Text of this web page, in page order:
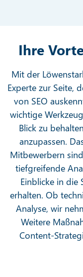
Ihre
Mit der
Experte zur Seite,
von SEO
wichtige
Blick zu
anzupassen.
Mitbewerbern
tiefgreifende
Einblicke in die
erhalten. Ob
Analyse, wir
Weitere
Content-